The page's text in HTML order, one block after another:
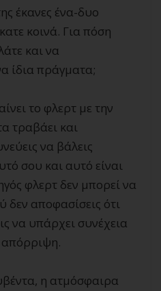
έκανες ένα-δυο
κοινά. Για πόση
και να
ίδια πράγματα;
το φλερτ με την
τραβάει και
να βάλεις
σου και αυτό είναι
φλερτ δεν μπορεί να
δεν αποφασίσεις ότι
να υπάρχει συνέχεια
απόρριψη.
η ατμόσφαιρα